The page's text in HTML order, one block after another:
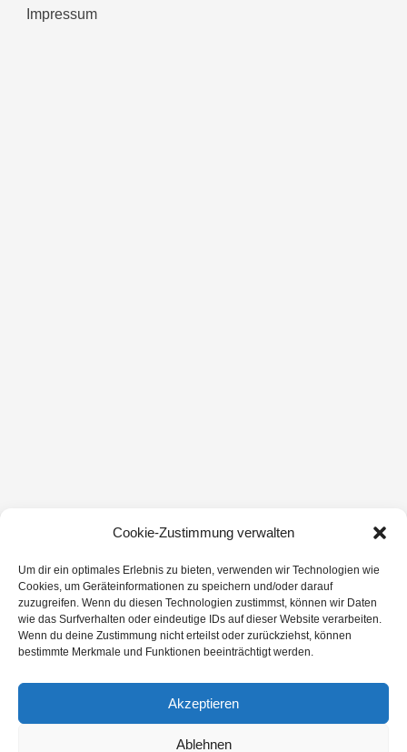
Cookie-Zustimmung verwalten
Um dir ein optimales Erlebnis zu bieten, verwenden wir Technologien wie
Cookies, um Geräteinformationen zu speichern und/oder darauf
zuzugreifen. Wenn du diesen Technologien zustimmst, können wir Daten
wie das Surfverhalten oder eindeutige IDs auf dieser Website verarbeiten.
Wenn du deine Zustimmung nicht erteilst oder zurückziehst, können
bestimmte Merkmale und Funktionen beeinträchtigt werden.
Akzeptieren
Ablehnen
Impressum